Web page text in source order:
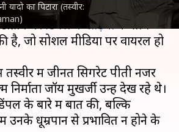
का पिटारा (तस्वीर:
फिर पुरानी यादों का पिटारा
परडिंपल कपाड़ियाके साथ
है, जो सोशल मीडिया पर वायरल हो
में जीनत सिगरेट पीती नजर
जॉय मुखर्जी उन्हें देख रहे थे।
के बारे में बात की, बल्कि
उनके धूम्रपान से प्रभावित न होने के